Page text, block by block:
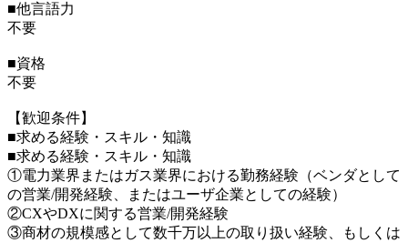
■他言語力
不要
■資格
不要
【歓迎条件】
■求める経験・スキル・知識
■求める経験・スキル・知識
①電力業界またはガス業界における勤務経験（ベンダとして
の営業/開発経験、またはユーザ企業としての経験）
②CXやDXに関する営業/開発経験
③商材の規模感として数千万以上の取り扱い経験、もしくは